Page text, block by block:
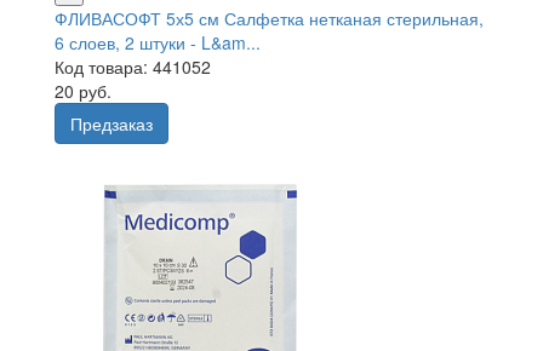
ФЛИВАСОФТ 5х5 см Салфетка нетканая стерильная,
6 слоев, 2 штуки - L&am...
Код товара: 441052
20 руб.
Предзаказ